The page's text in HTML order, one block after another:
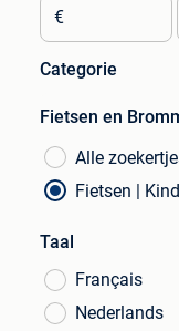
€
Categorie
Fietsen en
Alle
Fietsen |
Taal
Français
Nederlands